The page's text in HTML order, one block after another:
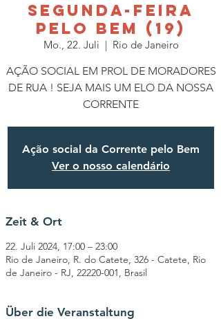
SEGUNDA-FEIRA
PELO BEM (19)
Mo., 22. Juli
  |
Rio de Janeiro
AÇÃO SOCIAL EM PROL DE MORADORES
DE RUA ! SEJA MAIS UM ELO DA NOSSA
CORRENTE
Ação social da Corrente pelo Bem
Ver o nosso calendário
Zeit & Ort
22. Juli 2024, 17:00 – 23:00
Rio de Janeiro, R. do Catete, 326 - Catete, Rio
de Janeiro - RJ, 22220-001, Brasil
Über die Veranstaltung